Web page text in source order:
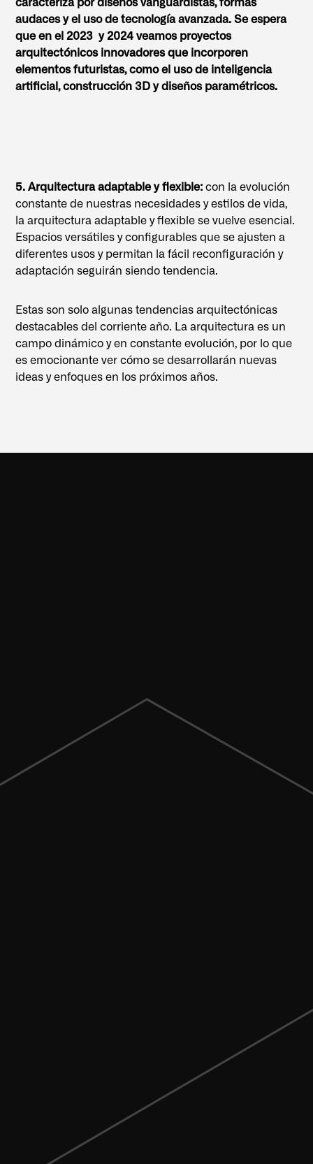
caracteriza por diseños vanguardistas, formas
audaces y el uso de tecnología avanzada. Se espera
que en el 2023 y 2024 veamos proyectos
arquitectónicos innovadores que incorporen
elementos futuristas, como el uso de inteligencia
artificial, construcción 3D y diseños paramétricos.
5. Arquitectura adaptable y flexible: con la evolución
constante de nuestras necesidades y estilos de vida,
la arquitectura adaptable y flexible se vuelve esencial.
Espacios versátiles y configurables que se ajusten a
diferentes usos y permitan la fácil reconfiguración y
adaptación seguirán siendo tendencia.
Estas son solo algunas tendencias arquitectónicas
destacables del corriente año. La arquitectura es un
campo dinámico y en constante evolución, por lo que
es emocionante ver cómo se desarrollarán nuevas
ideas y enfoques en los próximos años.